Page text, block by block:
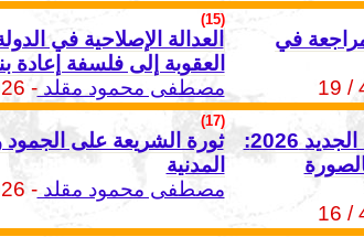
(15)
العدالة الإصلاحية في
العقوبة إلى فلسفة إعادة
مصطفى محمود مقلد- 2026 / 4 / 23
في
(17)
ثورة الشريعة على الجمود
المدنية
مصطفى محمود مقلد- 2026 / 4 / 19
تعديلات قانون الأحوال الشخصية الجديد 2026: